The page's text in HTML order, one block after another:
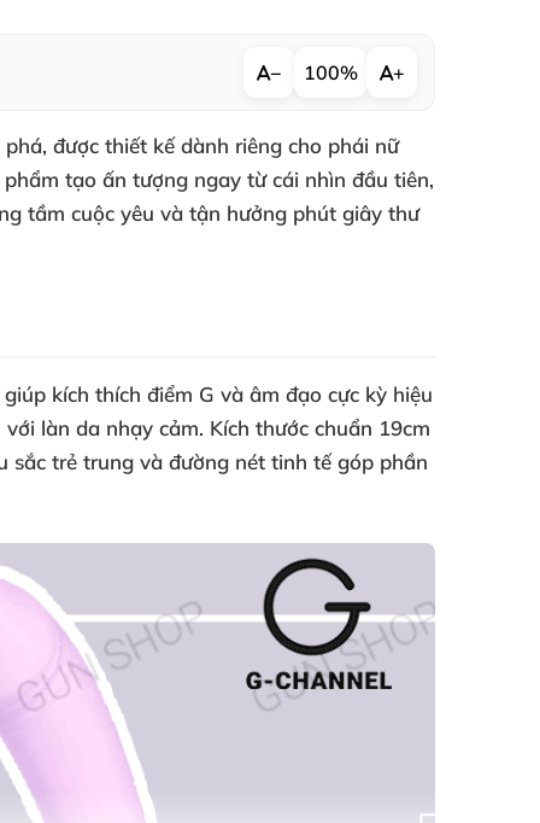
− 100% +
được thiết kế dành riêng cho phái nữ
tạo ấn tượng ngay từ cái nhìn đầu tiên,
tầm cuộc yêu và tận hưởng phút giây thư
kích thích điểm G và âm đạo cực kỳ hiệu
làn da nhạy cảm. Kích thước chuẩn 19cm
sắc trẻ trung và đường nét tinh tế góp phần